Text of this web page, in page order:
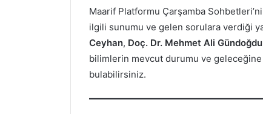
Maarif Platformu Çarşamba
ilgili sunumu ve gelen sorulara verdiği
Ceyhan, Doç. Dr. Mehmet Ali Gündoğdu
bilimlerin mevcut durumu ve
bulabilirsiniz.